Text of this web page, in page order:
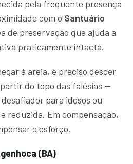
pela frequente presença
com o Santuário
de preservação que ajuda a
praticamente intacta.
à areia, é preciso descer
do topo das falésias —
para idosos ou
reduzida. Em compensação,
o esforço.
(BA)